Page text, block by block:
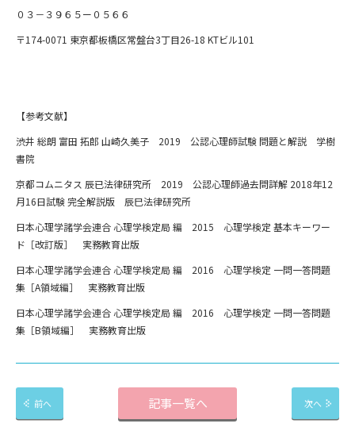
０３－３９６５ー０５６６
〒174-0071 東京都板橋区常盤台3丁目26-18 KTビル101
【参考文献】
渋井 総朗 富田 拓郎 山崎久美子 2019 公認心理師試験 問題と解説 学樹
書院
京都コムニタス 辰已法律研究所 2019 公認心理師過去問詳解 2018年12
月16日試験 完全解説版 辰巳法律研究所
日本心理学諸学会連合 心理学検定局 編 2015 心理学検定 基本キーワー
ド［改訂版］ 実務教育出版
日本心理学諸学会連合 心理学検定局 編 2016 心理学検定 一問一答問題
集［A領域編］ 実務教育出版
日本心理学諸学会連合 心理学検定局 編 2016 心理学検定 一問一答問題
集［B領域編］ 実務教育出版
前へ 記事一覧へ 次へ